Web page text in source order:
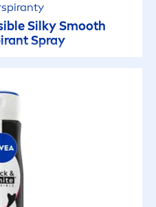
Silky Smooth
Spray